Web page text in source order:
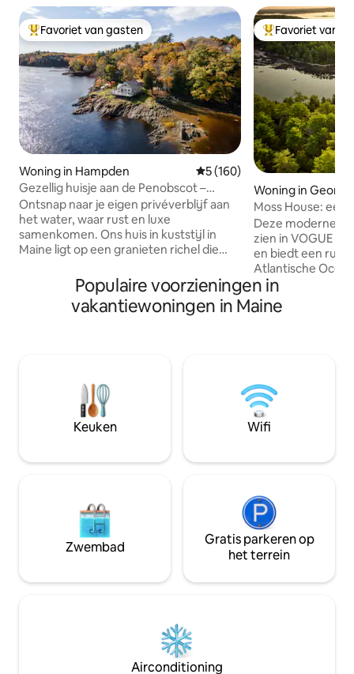
Topfavoriet van gasten
Favoriet van gasten
Woning in Hampden Gemiddelde beoordeling
5 (160)
Gezellig huisje aan de Penobscot –
panoramische luxe!
Ontsnap naar je eigen privéverblijf aan
het water, waar rust en luxe
samenkomen. Ons huis in kuststijl in
Maine ligt op een granieten richel die
getij. Geniet van een zonovergoten
interieur met kersenhouten vloeren,
een gastronomische keuken en een
ontspan bij de vuurplaats aan de rand
van de rivier. Slechts 10 minuten van het
centrum van Bangor, met gemakkelijke
toegang tot stedelijke voorzieningen,
@cozycottageinme
Topfavoriet van
Favoriet van
Woning in
Moss House:
water in het bos
Deze moderne,
zien in VOGUE
en biedt een
Atlantische
en een eigen
voor een
laten van een
Interieurs van
en beton vormen
expressief en
toevluchtsoord.
Populaire voorzieningen in
vakantiewoningen in Maine
Keuken Wifi
Zwembad
Gratis parkeren op
het terrein
Airconditioning